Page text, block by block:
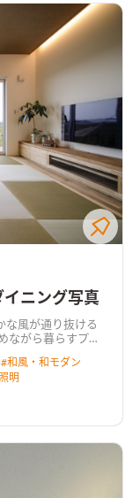
イニング写真
な風が通り抜ける
ながら暮らすプラ
#和風・和モダン
明